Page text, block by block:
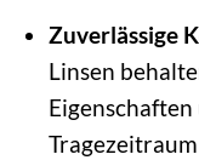
Zuverlässige
Linsen